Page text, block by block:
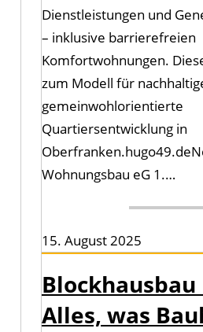
Dienstleistungen und
– inklusive barrierefreien
Komfortwohnungen.
zum Modell für
gemeinwohlorientierte
Quartiersentwicklung in
Wohnungsbau eG 1.…
15. August 2025
Blockhausbau
Alles, was